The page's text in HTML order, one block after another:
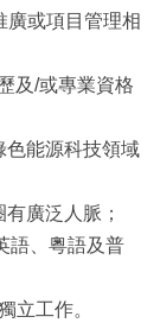
廣或項目管理相
及/或專業資格
色能源科技領域
廣泛人脈；
語、粵語及普
立工作。